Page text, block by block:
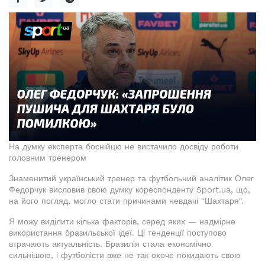
На думку експерта боснійцю не вистачило досвіду роботи
головним тренером
Знаменитий український тренер та футбольний аналітик Олег
Федорчук висловив свою думку кореспонденту Sport.ua, що,
на його погляд, могло стати причинами невдачі "Шахтаря".
Я можу виділити кілька факторів, серед яких — надмірне
використання бразильської ідеї. Ці тенденції поступово
втрачають актуальність. Бразилія стала економічно
сильнішою, і футболісти вже не так охоче покидають свою